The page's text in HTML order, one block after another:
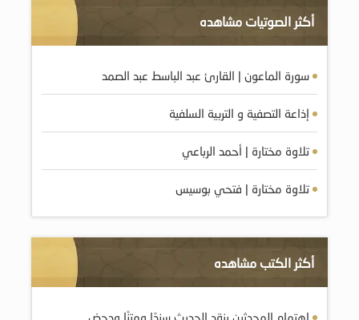
أكثر الصوتيات مشاهده
سورة الماعون | القارئ عبد الباسط عبد الصمد
إذاعة التصفية و التربية السلفية
تلاوة مختارة | أحمد الرباعي
تلاوة مختارة | فتحي بوسيس
أكثر الكتب مشاهده
اهتمام المحدثين بنقد الحديث سندًا ومتنًا ودحض